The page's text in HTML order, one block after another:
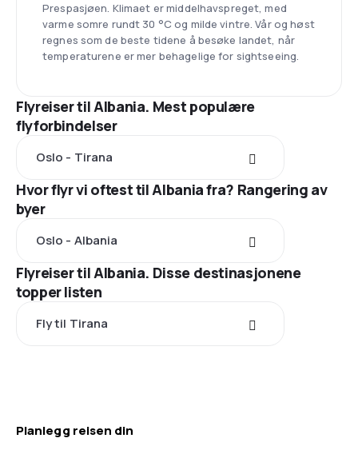
Prespasjøen. Klimaet er middelhavspreget, med
varme somre rundt 30 °C og milde vintre. Vår og høst
regnes som de beste tidene å besøke landet, når
temperaturene er mer behagelige for sightseeing.
Flyreiser til Albania. Mest populære
flyforbindelser
Oslo - Tirana
Hvor flyr vi oftest til Albania fra? Rangering av
byer
Oslo - Albania
Flyreiser til Albania. Disse destinasjonene
topper listen
Fly til Tirana
Planlegg reisen din